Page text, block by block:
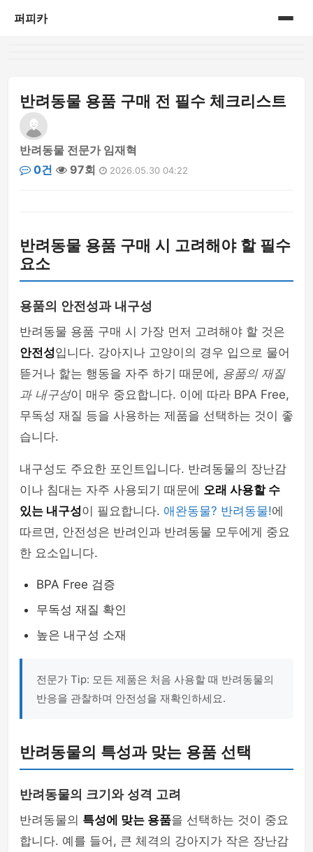
퍼피카
반려동물 용품 구매 전 필수 체크리스트
반려동물 전문가 임재혁
0건
97회 2026.05.30 04:22
반려동물 용품 구매 시 고려해야 할 필수
요소
용품의 안전성과 내구성
반려동물 용품 구매 시 가장 먼저 고려해야 할 것은
안전성입니다. 강아지나 고양이의 경우 입으로 물어
뜯거나 핥는 행동을 자주 하기 때문에, 용품의 재질
과 내구성이 매우 중요합니다. 이에 따라 BPA Free,
무독성 재질 등을 사용하는 제품을 선택하는 것이 좋
습니다.
내구성도 주요한 포인트입니다. 반려동물의 장난감
이나 침대는 자주 사용되기 때문에 오래 사용할 수
있는 내구성이 필요합니다. 애완동물? 반려동물!에
따르면, 안전성은 반려인과 반려동물 모두에게 중요
한 요소입니다.
BPA Free 검증
무독성 재질 확인
높은 내구성 소재
전문가 Tip: 모든 제품은 처음 사용할 때 반려동물의
반응을 관찰하며 안전성을 재확인하세요.
반려동물의 특성과 맞는 용품 선택
반려동물의 크기와 성격 고려
반려동물의 특성에 맞는 용품을 선택하는 것이 중요
합니다. 예를 들어, 큰 체격의 강아지가 작은 장난감